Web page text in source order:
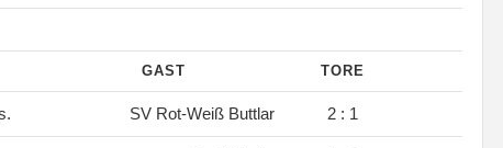
GAST TORE
SV Rot-Weiß Buttlar 2 : 1